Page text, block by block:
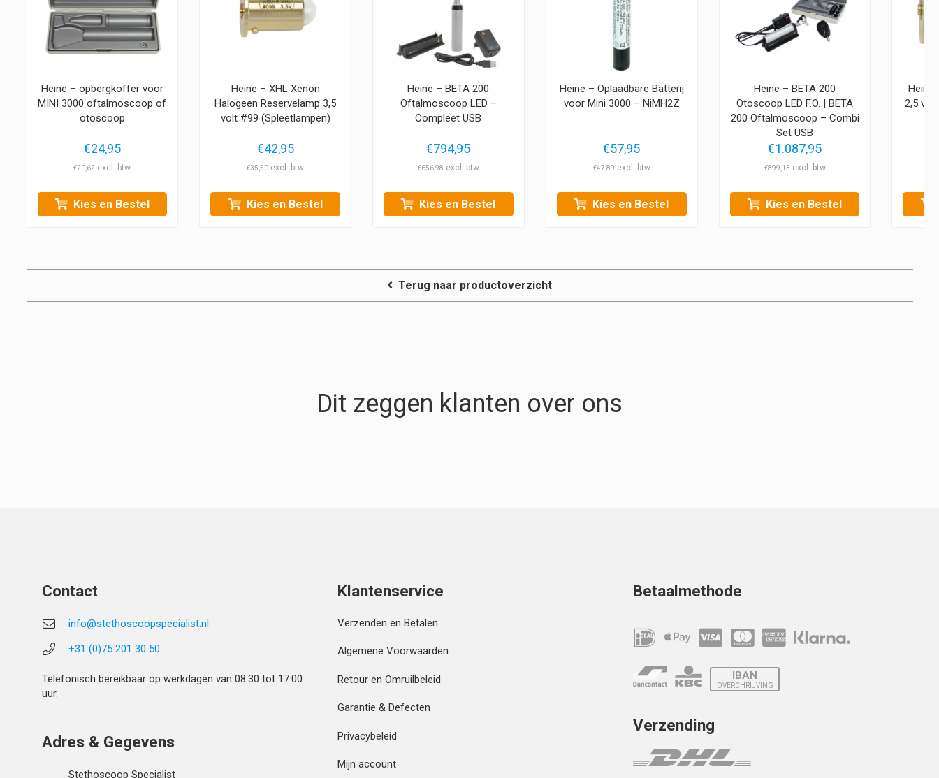
Heine – opbergkoffer voor
MINI 3000 oftalmoscoop of
otoscoop
€24,95
€20,62
Kies en Bestel
Heine – XHL Xenon
Halogeen Reservelamp 3,5
volt #99 (Spleetlampen)
€42,95
€35,50
Kies en Bestel
Heine – BETA 200
Oftalmoscoop LED –
Compleet USB
€794,95
€656,98
Kies en Bestel
Heine – Oplaadbare Batterij
voor Mini 3000 – NiMH2Z
€57,95
€47,89
Kies en Bestel
Heine – BETA 200
Otoscoop LED F.O. | BETA
200 Oftalmoscoop – Combi
Set USB
€1.087,95
€899,13
Kies en Bestel
Heine
2,5
Terug naar productoverzicht
Dit zeggen klanten over ons
Contact
info@stethoscoopspecialist.nl
+31 (0)75 201 30 50
Telefonisch bereikbaar op werkdagen van 08:30 tot 17:00
uur.
Adres & Gegevens
Stethoscoop Specialist
Klantenservice
Verzenden en Betalen
Algemene Voorwaarden
Retour en Omruilbeleid
Garantie & Defecten
Privacybeleid
Mijn account
Betaalmethode
IBAN
OVERCHRIJVING
Verzending